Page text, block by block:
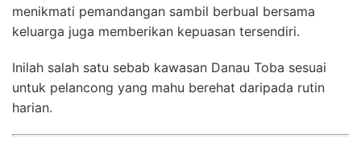
menikmati pemandangan sambil berbual bersama
keluarga juga memberikan kepuasan tersendiri.
Inilah salah satu sebab kawasan Danau Toba sesuai
untuk pelancong yang mahu berehat daripada rutin
harian.